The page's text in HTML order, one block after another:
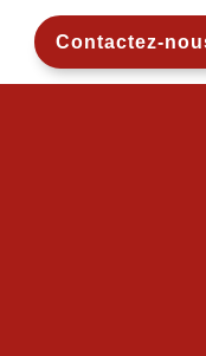
Contactez-